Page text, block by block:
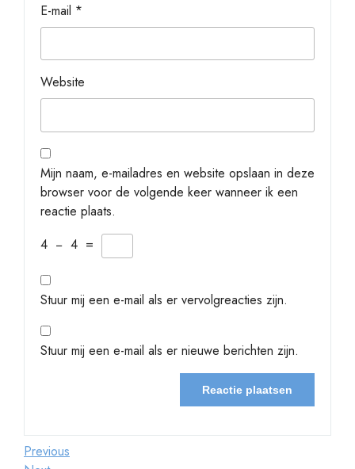
E-mail *
Website
Mijn naam, e-mailadres en website opslaan in deze
browser voor de volgende keer wanneer ik een
reactie plaats.
4 − 4 =
Stuur mij een e-mail als er vervolgreacties zijn.
Stuur mij een e-mail als er nieuwe berichten zijn.
Berichtnavigatie
Previous
Previous